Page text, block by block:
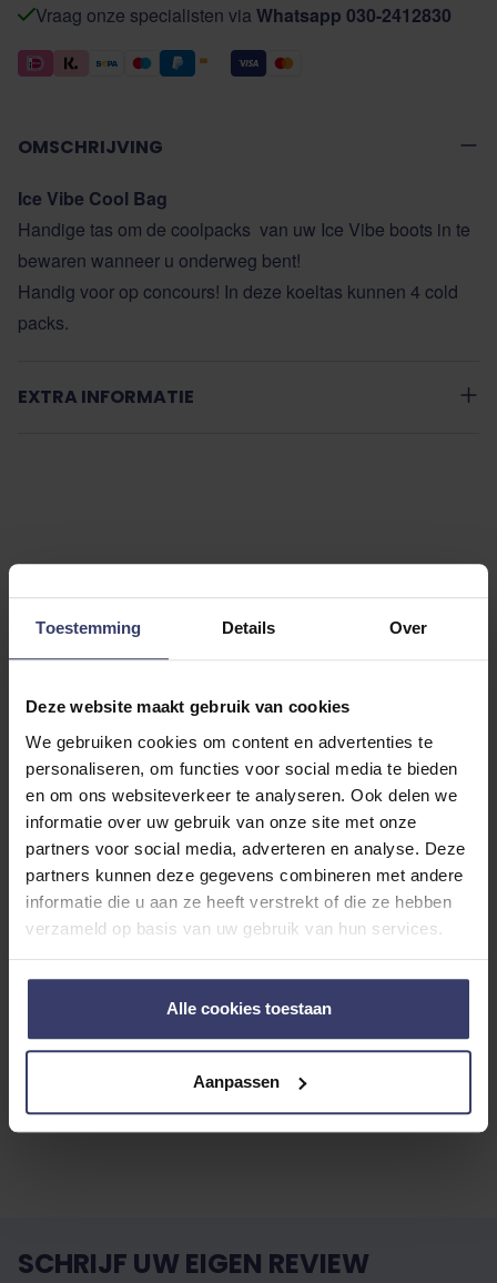
Toestemming Details Over
Deze website maakt gebruik van cookies
We gebruiken cookies om content en advertenties te
personaliseren, om functies voor social media te bieden
en om ons websiteverkeer te analyseren. Ook delen we
informatie over uw gebruik van onze site met onze
partners voor social media, adverteren en analyse. Deze
partners kunnen deze gegevens combineren met andere
informatie die u aan ze heeft verstrekt of die ze hebben
verzameld op basis van uw gebruik van hun services.
Alle cookies toestaan
Aanpassen
Vraag onze specialisten via Whatsapp 030-2412830
OMSCHRIJVING
Ice Vibe Cool Bag
Handige tas om de coolpacks van uw Ice Vibe boots in te
bewaren wanneer u onderweg bent!
Handig voor op concours! In deze koeltas kunnen 4 cold
packs.
EXTRA INFORMATIE
Klantenreviews
0 0 reviews
More info
Schrijf een review Share your thoughts
with other customers
Top customer reviews
SCHRIJF UW EIGEN REVIEW